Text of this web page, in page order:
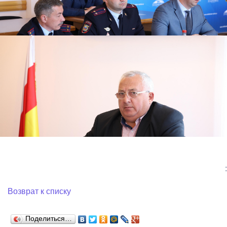
:
Возврат к списку
Поделиться…